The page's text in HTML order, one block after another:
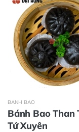
BÁNH BAO
Bánh Bao Than
Tứ Xuyên